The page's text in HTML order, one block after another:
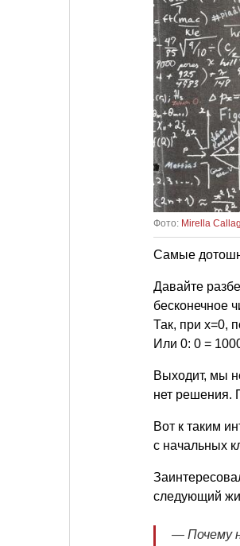
Фото: Mirella
Самые
Давайте
бесконечное
Так, при х=0,
Или 0: 0 =
Выходит, мы
нет решения.
Вот к таким
с начальных
следующий
— Почему